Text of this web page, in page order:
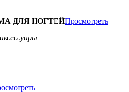
ДЛЯ НОГТЕЙПросмотреть